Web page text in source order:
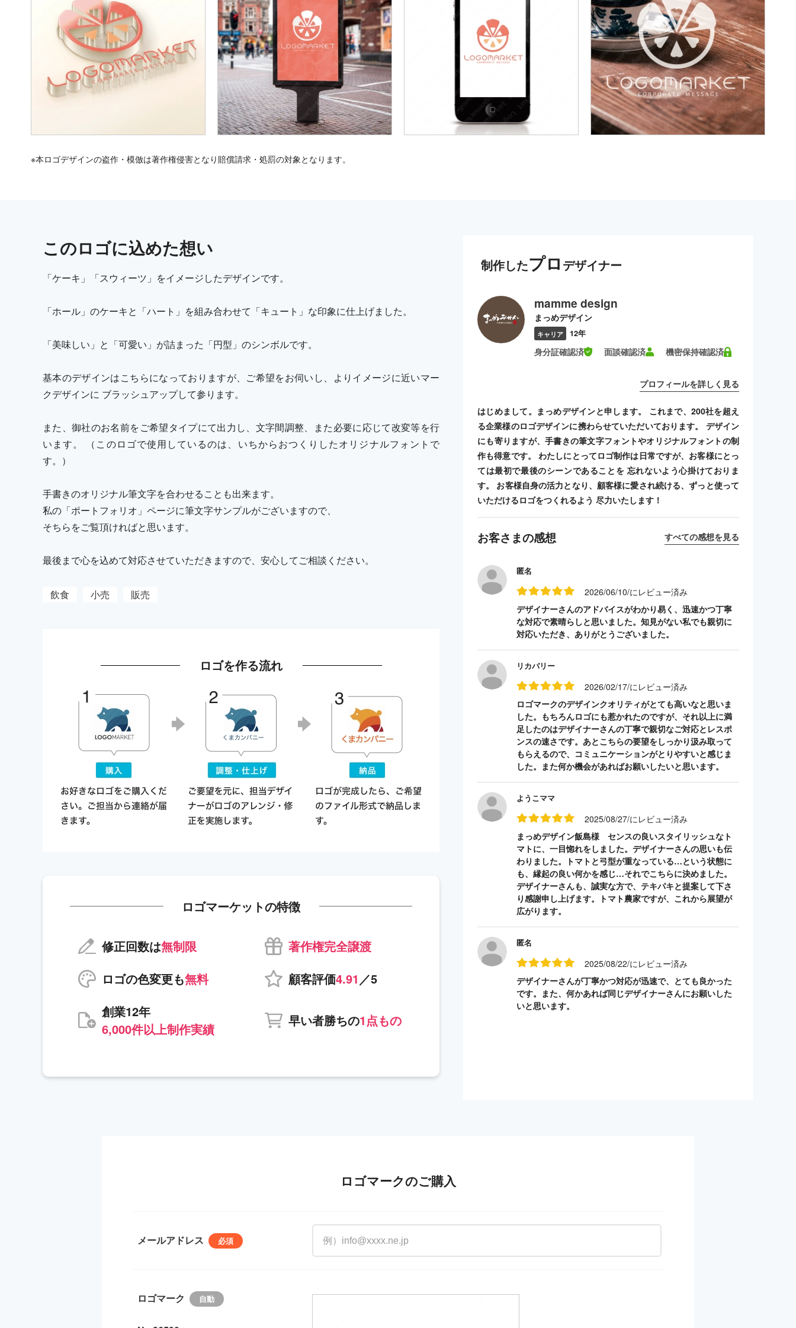
※本ロゴデザインの盗作・模倣は著作権侵害となり賠償請求・処罰の対象となります。
このロゴに込めた想い
「ケーキ」「スウィーツ」をイメージしたデザインです。
「ホール」のケーキと「ハート」を組み合わせて「キュート」な印象に仕上げました。
「美味しい」と「可愛い」が詰まった「円型」のシンボルです。
基本のデザインはこちらになっておりますが、ご希望をお伺いし、よりイメージに近いマー
クデザインに ブラッシュアップして参ります。
また、御社のお名前をご希望タイプにて出力し、文字間調整、また必要に応じて改変等を行
います。 （このロゴで使用しているのは、いちからおつくりしたオリジナルフォントで
す。）
手書きのオリジナル筆文字を合わせることも出来ます。
私の「ポートフォリオ」ページに筆文字サンプルがございますので、
そちらをご覧頂ければと思います。
最後まで心を込めて対応させていただきますので、安心してご相談ください。
飲食 小売 販売
ロゴを作る流れ
ロゴマーケットの特徴
修正回数は無制限
著作権完全譲渡
ロゴの色変更も無料 顧客評価4.91 ／5
創業12年
6,000件以上制作実績
早い者勝ちの1点もの
制作したプロ デザイナー
mamme design
まっめデザイン
キャリア 12年
身分証確認済 面談確認済 機密保持確認済
プロフィールを詳しく見る
はじめまして。まっめデザインと申します。 これまで、200社を超え
る企業様のロゴデザインに携わらせていただいております。 デザイン
にも寄りますが、手書きの筆文字フォントやオリジナルフォントの制
作も得意です。 わたしにとってロゴ制作は日常ですが、お客様にとっ
ては最初で最後のシーンであることを 忘れないよう心掛けておりま
す。 お客様自身の活力となり、顧客様に愛され続ける、ずっと使って
いただけるロゴをつくれるよう 尽力いたします！
お客さまの感想 すべての感想を見る
匿名
2026/06/10/にレビュー済み
デザイナーさんのアドバイスがわかり易く、迅速かつ丁寧
な対応で素晴らしと思いました。知見がない私でも親切に
対応いただき、ありがとうございました。
リカバリー
2026/02/17/にレビュー済み
ロゴマークのデザインクオリティがとても高いなと思いま
した。もちろんロゴにも惹かれたのですが、それ以上に満
足したのはデザイナーさんの丁寧で親切なご対応とレスポ
ンスの速さです。あとこちらの要望をしっかり汲み取って
もらえるので、コミュニケーションがとりやすいと感じま
した。また何か機会があればお願いしたいと思います。
ようこママ
2025/08/27/にレビュー済み
まっめデザイン飯島様 センスの良いスタイリッシュなト
マトに、一目惚れをしました。デザイナーさんの思いも伝
わりました。トマトと弓型が重なっている…という状態に
も、縁起の良い何かを感じ…それでこちらに決めました。
デザイナーさんも、誠実な方で、テキパキと提案して下さ
り感謝申し上げます。トマト農家ですが、これから展望が
広がります。
匿名
2025/08/22/にレビュー済み
デザイナーさんが丁寧かつ対応が迅速で、とても良かった
です。また、何かあれば同じデザイナーさんにお願いした
いと思います。
ロゴマークのご購入
メールアドレス
ロゴマーク